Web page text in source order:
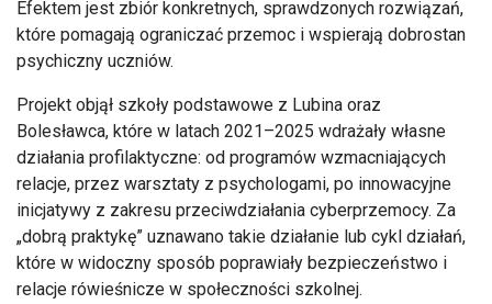
Efektem jest zbiór konkretnych, sprawdzonych rozwiązań,
które pomagają ograniczać przemoc i wspierają dobrostan
psychiczny uczniów.
Projekt objął szkoły podstawowe z Lubina oraz
Bolesławca, które w latach 2021–2025 wdrażały własne
działania profilaktyczne: od programów wzmacniających
relacje, przez warsztaty z psychologami, po innowacyjne
inicjatywy z zakresu przeciwdziałania cyberprzemocy. Za
„dobrą praktykę” uznawano takie działanie lub cykl działań,
które w widoczny sposób poprawiały bezpieczeństwo i
relacje rówieśnicze w społeczności szkolnej.